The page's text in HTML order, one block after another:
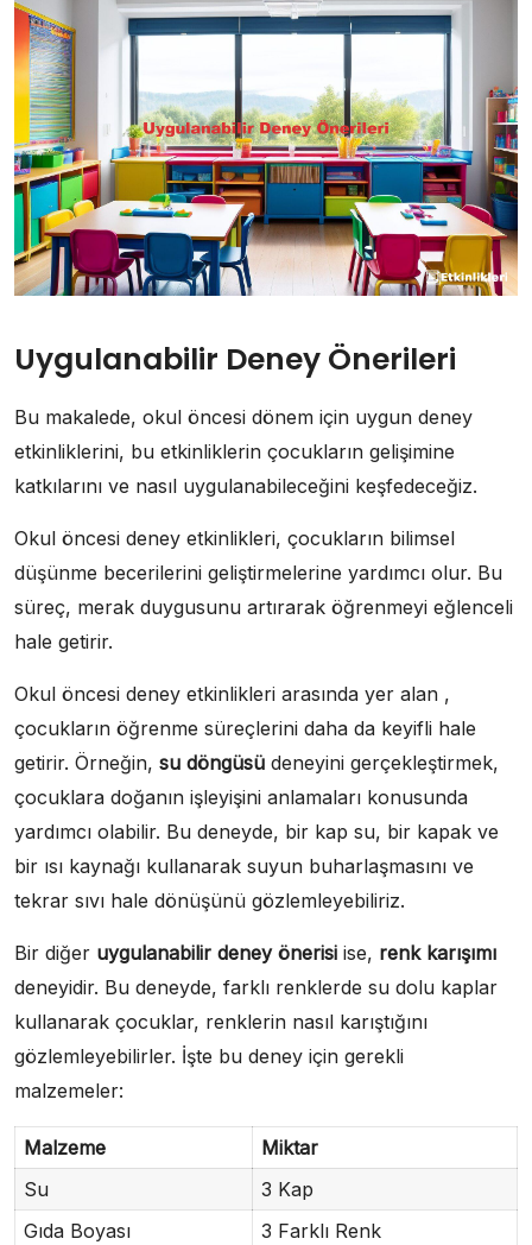
Uygulanabilir Deney Önerileri
Bu makalede, okul öncesi dönem için uygun deney
etkinliklerini, bu etkinliklerin çocukların gelişimine
katkılarını ve nasıl uygulanabileceğini keşfedeceğiz.
Okul öncesi deney etkinlikleri, çocukların bilimsel
düşünme becerilerini geliştirmelerine yardımcı olur. Bu
süreç, merak duygusunu artırarak öğrenmeyi eğlenceli
hale getirir.
Okul öncesi deney etkinlikleri arasında yer alan ,
çocukların öğrenme süreçlerini daha da keyifli hale
getirir. Örneğin, su döngüsü deneyini gerçekleştirmek,
çocuklara doğanın işleyişini anlamaları konusunda
yardımcı olabilir. Bu deneyde, bir kap su, bir kapak ve
bir ısı kaynağı kullanarak suyun buharlaşmasını ve
tekrar sıvı hale dönüşünü gözlemleyebiliriz.
Bir diğer uygulanabilir deney önerisi ise, renk karışımı
deneyidir. Bu deneyde, farklı renklerde su dolu kaplar
kullanarak çocuklar, renklerin nasıl karıştığını
gözlemleyebilirler. İşte bu deney için gerekli
malzemeler:
Malzeme
Miktar
Su
3 Kap
Gıda Boyası
3 Farklı Renk